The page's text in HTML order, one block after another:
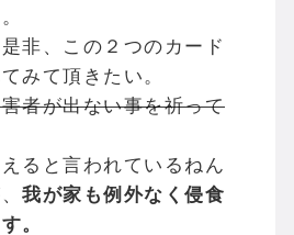
非、この２つのカード
みて頂きたい。
者が出ない事を祈って
ると言われているねん
我が家も例外なく侵食
。